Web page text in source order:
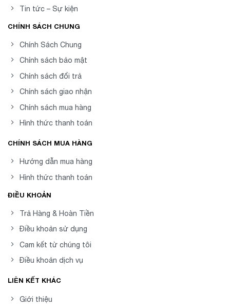
Tin tức – Sự kiện
CHÍNH SÁCH CHUNG
Chính Sách Chung
Chính sách bảo mật
Chính sách đổi trả
Chính sách giao nhận
Chính sách mua hàng
Hình thức thanh toán
CHÍNH SÁCH MUA HÀNG
Hướng dẫn mua hàng
Hình thức thanh toán
ĐIỀU KHOẢN
Trả Hàng & Hoàn Tiền
Điều khoản sử dụng
Cam kết từ chúng tôi
Điều khoản dịch vụ
LIÊN KẾT KHÁC
Giới thiệu